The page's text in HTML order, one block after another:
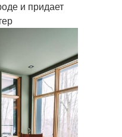
и придает